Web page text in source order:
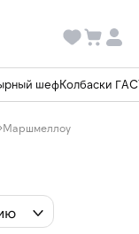
шефКолбаски
Маршмеллоу